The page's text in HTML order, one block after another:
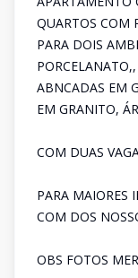
QUARTOS COM
PARA DOIS
ABNCADAS EM
EM GRANITO,
COM DUAS
PARA MAIORES
COM DOS
OBS FOTOS